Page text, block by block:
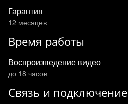
Гарантия
12 месяцев
Время работы
Воспроизведение видео
до 18 часов
Связь и подключение